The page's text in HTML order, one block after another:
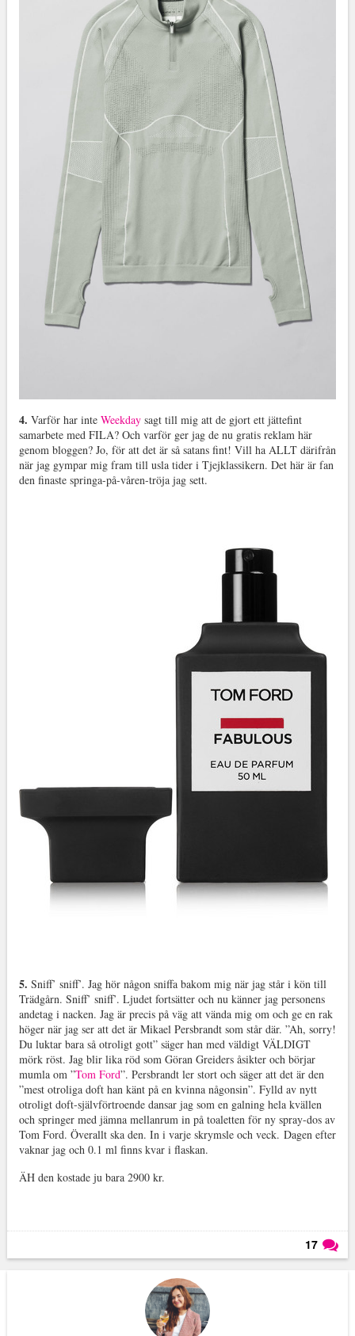
4. Varför har inte Weekdaysagt till mig att de gjort ett jättefint
samarbete med FILA? Och varför ger jag de nu gratis reklam här
genom bloggen? Jo, för att det är så satans fint! Vill ha ALLT därifrån
när jag gympar mig fram till usla tider i Tjejklassikern. Det här är fan
den finaste springa-på-våren-tröja jag sett.
5. Sniff’ sniff’. Jag hör någon sniffa bakom mig när jag står i kön till
Trädgårn. Sniff’ sniff’. Ljudet fortsätter och nu känner jag personens
andetag i nacken. Jag är precis på väg att vända mig om och ge en rak
höger när jag ser att det är Mikael Persbrandt som står där. ”Ah, sorry!
Du luktar bara så otroligt gott” säger han med väldigt VÄLDIGT
mörk röst. Jag blir lika röd som Göran Greiders åsikter och börjar
mumla om ”Tom Ford”. Persbrandt ler stort och säger att det är den
”mest otroliga doft han känt på en kvinna någonsin”. Fylld av nytt
otroligt doft-självförtroende dansar jag som en galning hela kvällen
och springer med jämna mellanrum in på toaletten för ny spray-dos av
Tom Ford. Överallt ska den. In i varje skrymsle och veck. Dagen efter
vaknar jag och 0.1 ml finns kvar i flaskan.
ÄH den kostade ju bara 2900 kr.
17